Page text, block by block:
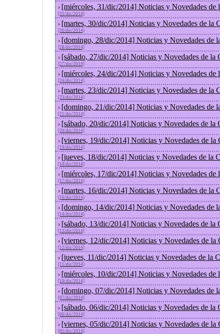
› [miércoles, 31/dic/2014] Noticias y Novedades de
[31/dic/2014]
› [martes, 30/dic/2014] Noticias y Novedades de la
[30/dic/2014]
› [domingo, 28/dic/2014] Noticias y Novedades de
[28/dic/2014]
› [sábado, 27/dic/2014] Noticias y Novedades de la
[27/dic/2014]
› [miércoles, 24/dic/2014] Noticias y Novedades de
[24/dic/2014]
› [martes, 23/dic/2014] Noticias y Novedades de la
[23/dic/2014]
› [domingo, 21/dic/2014] Noticias y Novedades de
[21/dic/2014]
› [sábado, 20/dic/2014] Noticias y Novedades de la
[20/dic/2014]
› [viernes, 19/dic/2014] Noticias y Novedades de la
[19/dic/2014]
› [jueves, 18/dic/2014] Noticias y Novedades de la
[18/dic/2014]
› [miércoles, 17/dic/2014] Noticias y Novedades de
[17/dic/2014]
› [martes, 16/dic/2014] Noticias y Novedades de la
[16/dic/2014]
› [domingo, 14/dic/2014] Noticias y Novedades de
[14/dic/2014]
› [sábado, 13/dic/2014] Noticias y Novedades de la
[13/dic/2014]
› [viernes, 12/dic/2014] Noticias y Novedades de la
[12/dic/2014]
› [jueves, 11/dic/2014] Noticias y Novedades de la
[11/dic/2014]
› [miércoles, 10/dic/2014] Noticias y Novedades de
[10/dic/2014]
› [domingo, 07/dic/2014] Noticias y Novedades de
[07/dic/2014]
› [sábado, 06/dic/2014] Noticias y Novedades de la
[06/dic/2014]
› [viernes, 05/dic/2014] Noticias y Novedades de la
[05/dic/2014]